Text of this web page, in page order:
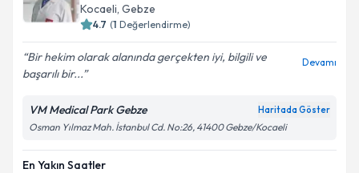
Kocaeli, Gebze
4.7 (1 Değerlendirme)
Bir hekim olarak alanında gerçekten iyi, bilgili ve
başarılı bir...
Devamı
VM Medical Park Gebze Haritada Göster
Osman Yılmaz Mah. İstanbul Cd. No:26, 41400 Gebze/Kocaeli
En Yakın Saatler